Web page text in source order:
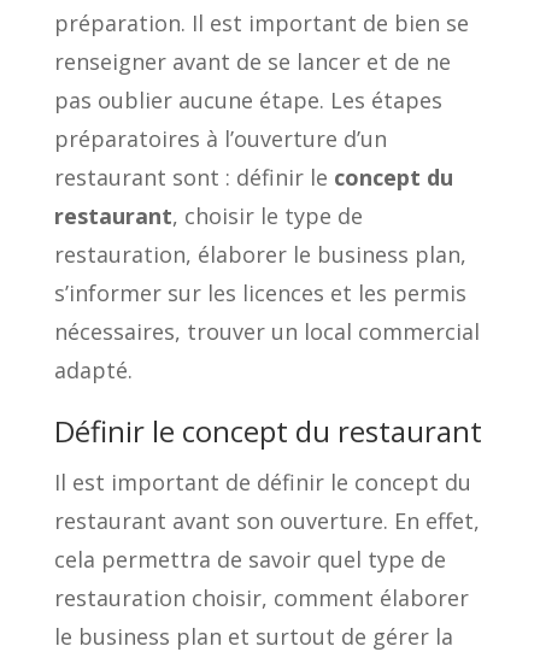
préparation. Il est important de bien se
renseigner avant de se lancer et de ne
pas oublier aucune étape. Les étapes
préparatoires à l’ouverture d’un
restaurant sont : définir le concept du
restaurant, choisir le type de
restauration, élaborer le business plan,
s’informer sur les licences et les permis
nécessaires, trouver un local commercial
adapté.
Définir le concept du restaurant
Il est important de définir le concept du
restaurant avant son ouverture. En effet,
cela permettra de savoir quel type de
restauration choisir, comment élaborer
le business plan et surtout de gérer la